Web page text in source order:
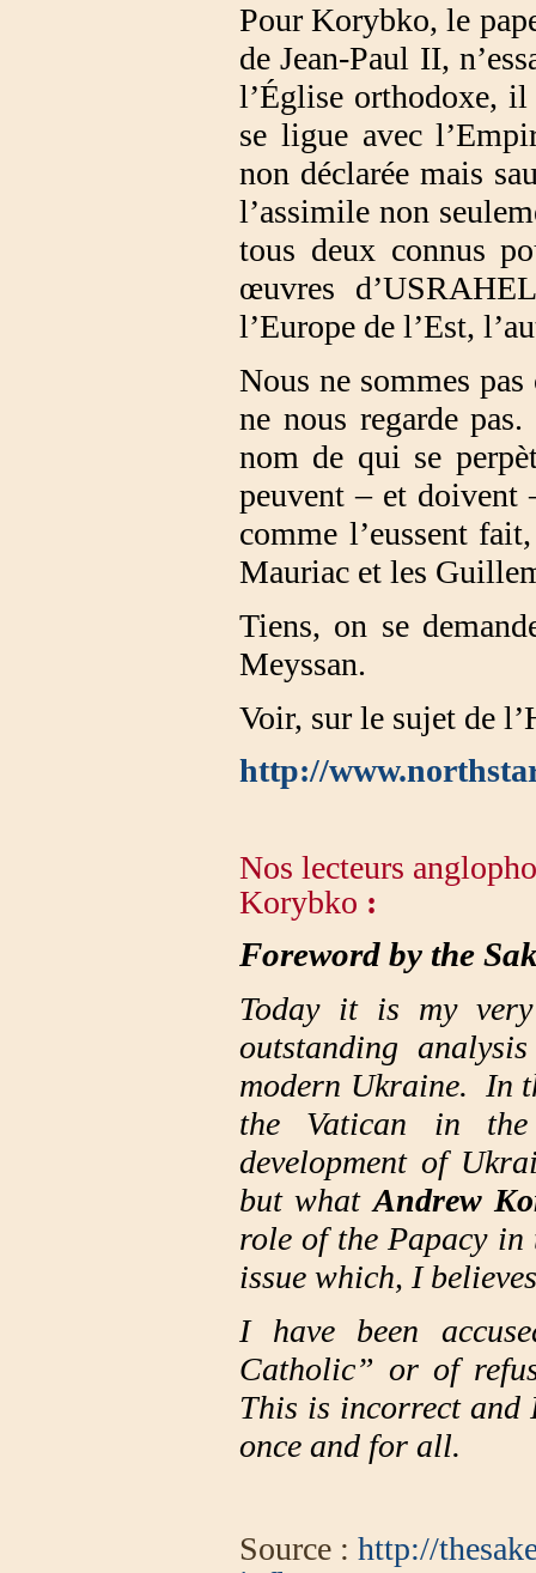
Pour Korybko, le
de Jean-Paul II,
l’Église orthodoxe,
se ligue avec
non déclarée mais
l’assimile non
tous deux connus
œuvres
l’Europe de l’Est,
Nous ne sommes
ne nous regarde
nom de qui se
peuvent – et doivent
comme l’eussent
Mauriac et les
Tiens, on se
Meyssan.
Voir, sur le sujet de
http://
Nos lecteurs
Korybko :
Foreword by the
Today it is my
outstanding
modern Ukraine. In
the Vatican in
development of
but whatAndrew
role of the Papacy
issue which, I
I have been
Catholic” or of
This is incorrect
once and for all.
Source : http://